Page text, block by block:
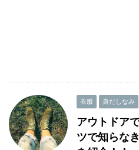
衣服 身だしなみ
アウトドア
ツで知らな